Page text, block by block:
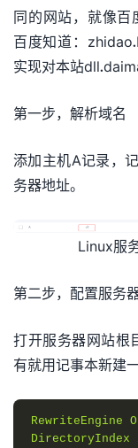
同的网站，就像百
百度知道：
实现对本站
第一步，解析域名
添加主机A记录，
务器地址。
Linux服
第二步，配置服务
打开服务器网站根
有就用记事本新建
RewriteEngine
DirectoryIndex